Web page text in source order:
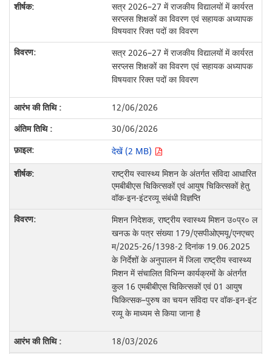
सत्र 2026–27 में राजकीय विद्यालयों में कार्यरत
सरप्लस शिक्षकों का विवरण एवं सहायक अध्यापक
विषयवार रिक्त पदों का विवरण
सत्र 2026–27 में राजकीय विद्यालयों में कार्यरत
सरप्लस शिक्षकों का विवरण एवं सहायक अध्यापक
विषयवार रिक्त पदों का विवरण
12/06/2026
30/06/2026
देखें (2 MB)
राष्ट्रीय स्वास्थ्य मिशन के अंतर्गत संविदा आधारित
एमबीबीएस चिकित्सकों एवं आयुष चिकित्सकों हेतु
वॉक-इन-इंटरव्यू संबंधी विज्ञप्ति
मिशन निदेशक, राष्ट्रीय स्वास्थ्य मिशन उ०प्र० ल
खनऊ के पत्र संख्या 179/एसपीओएमयू/एनएचए
म/2025-26/1398-2 दिनांक 19.06.2025
के निर्देशों के अनुपालन में जिला राष्ट्रीय स्वास्थ्य
मिशन में संचालित विभिन्न कार्यक्रमों के अंतर्गत
कुल 16 एमबीबीएस चिकित्सकों एवं 01 आयुष
चिकित्सक–पुरुष का चयन संविदा पर वॉक-इन-इंट
रव्यू के माध्यम से किया जाना है
18/03/2026